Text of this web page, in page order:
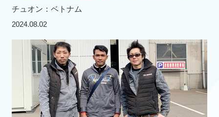
チュオン：ベトナム
2024.08.02